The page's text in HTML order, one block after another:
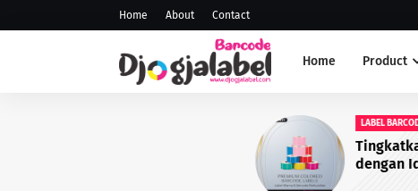
Home About Contact
Home Product
LABEL BARCODE
Tingkatkan Daya Tarik Produk
dengan Identitas yang Lebih
Profesional